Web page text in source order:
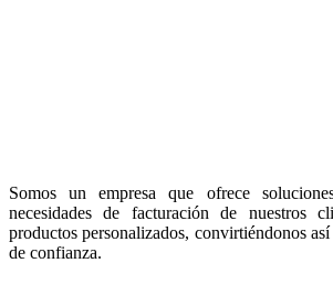
Somos un empresa que ofrece
necesidades de facturación de nuestros
productos personalizados, convirtiéndonos
de confianza.